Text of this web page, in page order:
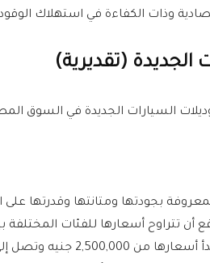
وذات الكفاءة في استهلاك
الجديدة (تقديرية)
السيارات الجديدة في السوق
بجودتها ومتانتها وقدرتها
أسعارها للفئات المختلفة بين 1,200,000 جنيه و1,600,000 جنيه
جنيه وتصل إلى 3,000,000 جنيه مصري للفئات الأعلى.